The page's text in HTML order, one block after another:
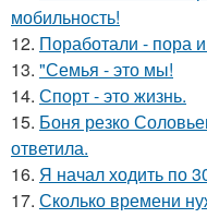
мобильность!
12. Поработали - пора
13. "Семья - это мы!
14. Спорт - это жизнь.
15. Боня резко
ответила.
16. Я начал ходить по
17. Сколько времени